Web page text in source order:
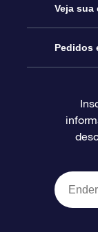
Entre em
Blog
Presente
Pacote
O
Veja sua
Star
Página
Um
OSR
Pedidos
Política